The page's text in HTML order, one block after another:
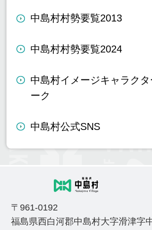
中島村村勢要覧2013
中島村村勢要覧2024
中島村イメージキャラク
ーク
中島村公式SNS
〒961-0192
福島県西白河郡中島村大字滑津字